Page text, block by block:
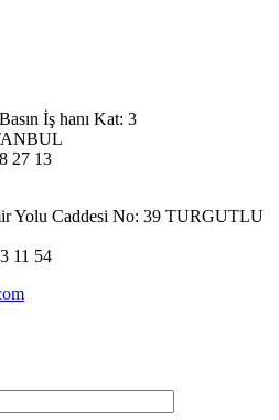
İş hanı Kat: 3
27 13
Yolu Caddesi No: 39 TURGUTLU
11 54